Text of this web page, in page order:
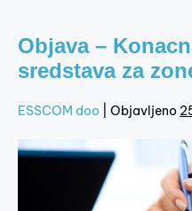
Objava –
sredstava za
ESSCOM doo Objavljeno